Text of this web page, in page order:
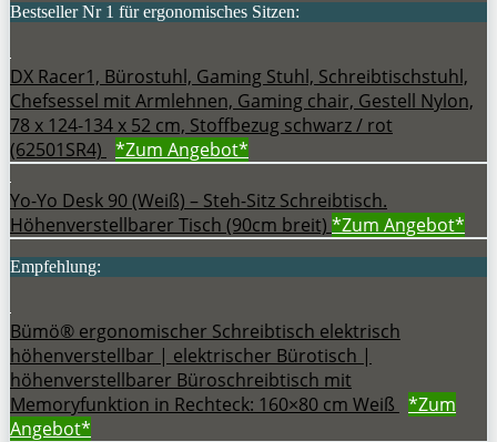
Bestseller Nr 1 für ergonomisches Sitzen:
DX Racer1, Bürostuhl, Gaming Stuhl, Schreibtischstuhl,
Chefsessel mit Armlehnen, Gaming chair, Gestell Nylon,
78 x 124-134 x 52 cm, Stoffbezug schwarz / rot
(62501SR4) *Zum Angebot*
Yo-Yo Desk 90 (Weiß) – Steh-Sitz Schreibtisch.
Höhenverstellbarer Tisch (90cm breit) *Zum Angebot*
Empfehlung:
Bümö® ergonomischer Schreibtisch elektrisch
höhenverstellbar | elektrischer Bürotisch |
höhenverstellbarer Büroschreibtisch mit
Memoryfunktion in Rechteck: 160×80 cm Weiß *Zum
Angebot*